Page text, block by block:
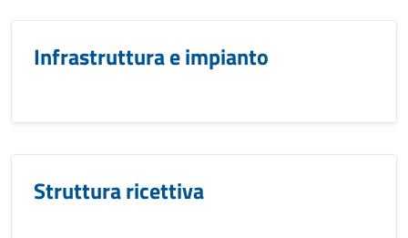
Infrastruttura e impianto
Struttura ricettiva